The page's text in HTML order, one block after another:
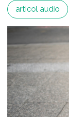
articol audio